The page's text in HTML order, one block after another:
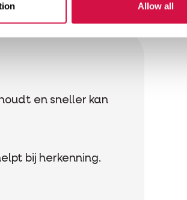
Allow all
en sneller kan
bij herkenning.